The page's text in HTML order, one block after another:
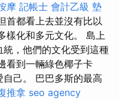
摩 記帳士 會計乙級 墊
首都看上去並沒有比以
樣化和多元文化。 島上
，他們的文化受到這種
看到一輛綠色椰子卡
己。 巴巴多斯的最高
推拿 seo agency